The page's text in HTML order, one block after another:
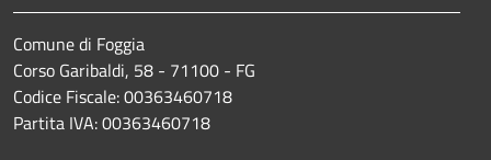
Comune di Foggia
Corso Garibaldi, 58 - 71100 - FG
Codice Fiscale: 00363460718
Partita IVA: 00363460718